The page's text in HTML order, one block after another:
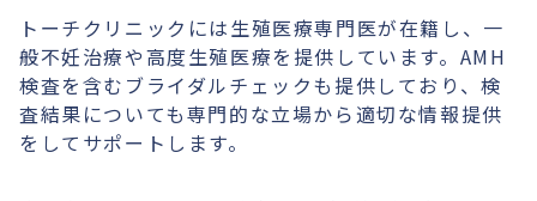
トーチクリニックには生殖医療専門医が在籍し、一
般不妊治療や高度生殖医療を提供しています。AMH
検査を含むブライダルチェックも提供しており、検
査結果についても専門的な立場から適切な情報提供
をしてサポートします。